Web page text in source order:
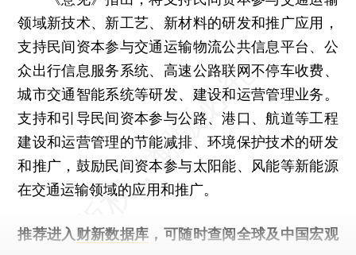
领域新技术、新工艺、新材料的研发和推广应用，
支持民间资本参与交通运输物流公共信息平台、公
众出行信息服务系统、高速公路联网不停车收费、
城市交通智能系统等研发、建设和运营管理业务。
支持和引导民间资本参与公路、港口、航道等工程
建设和运营管理的节能减排、环境保护技术的研发
和推广，鼓励民间资本参与太阳能、风能等新能源
在交通运输领域的应用和推广。
推荐进入 财新数据库 ，可随时查阅全球及中国宏观